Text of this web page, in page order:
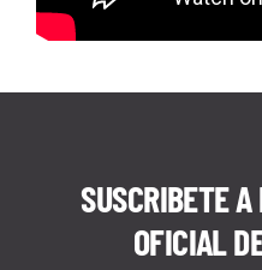
SUSCRIBETE
OFICIAL